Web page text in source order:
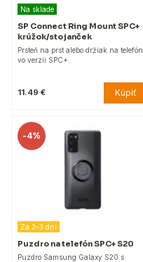
Na sklade
SP Connect Ring Mount SPC+
krúžok/stojanček
Prsteň na prst alebo držiak na telefón
vo verzii SPC+.
11.49 € Kúpiť
-4%
Za 2-3 dni
Puzdro na telefón SPC+ S20
Puzdro Samsung Galaxy S20 s